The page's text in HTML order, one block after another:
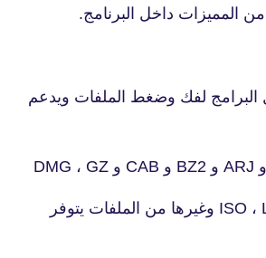
لفك وضغط الملفات ويدعم
ISO ، LHA ، PAQ ، PEA وغيرها من الملفات يتوفر